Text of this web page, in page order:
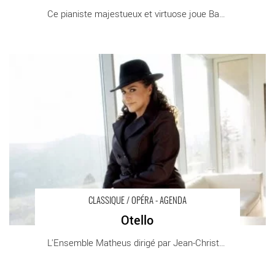
CLASSIQUE / OPÉRA - AGENDA
Otello
L'Ensemble Matheus dirigé par Jean-Christophe [...]
Otello - Critique sortie Classique / Opéra Paris Théâtre des